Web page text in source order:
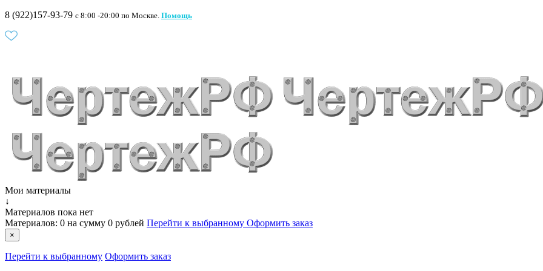
8 (922)157-93-79 c 8:00 -20:00 по Москве. Помощь
Мои материалы
↓
Материалов пока нет
Материалов: 0 на сумму 0 рублей Перейти к выбранному Оформить заказ
×
Перейти к выбранному Оформить заказ